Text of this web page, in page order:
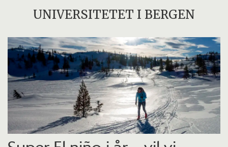
UNIVERSITETET I BERGEN